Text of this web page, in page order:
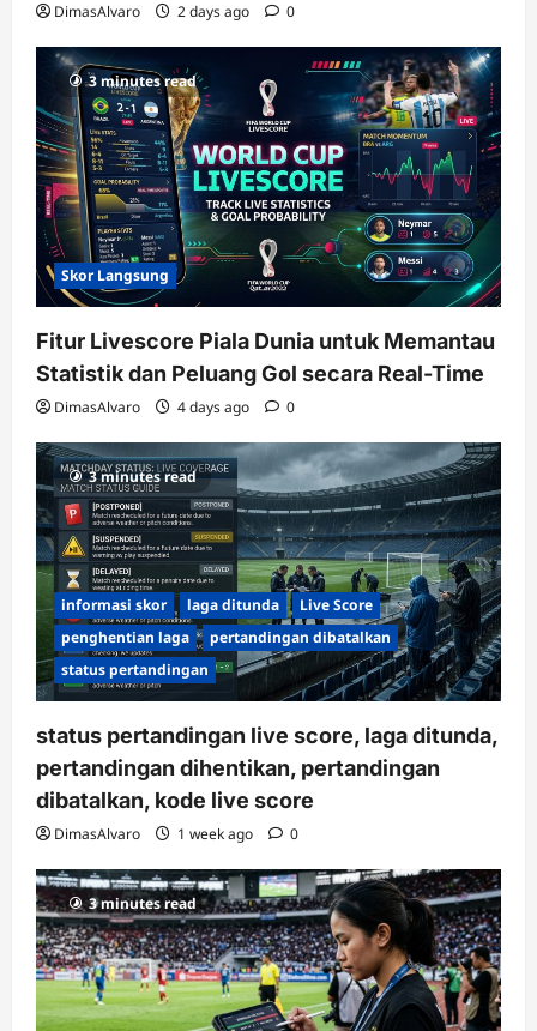
DimasAlvaro 2 days ago 0
3 minutes read
Skor Langsung
Fitur Livescore Piala Dunia untuk Memantau
Statistik dan Peluang Gol secara Real-Time
DimasAlvaro 4 days ago 0
3 minutes read
informasi skor laga ditunda
Live Score
penghentian laga
pertandingan dibatalkan
status pertandingan
status pertandingan live score, laga ditunda,
pertandingan dihentikan, pertandingan
dibatalkan, kode live score
DimasAlvaro 1 week ago 0
3 minutes read